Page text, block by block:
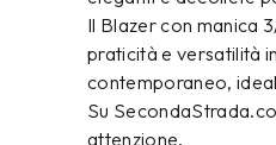
Il Blazer con manica
praticità e versatilità
contemporaneo,
Su
attenzione.